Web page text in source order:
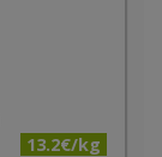
13.2€/kg